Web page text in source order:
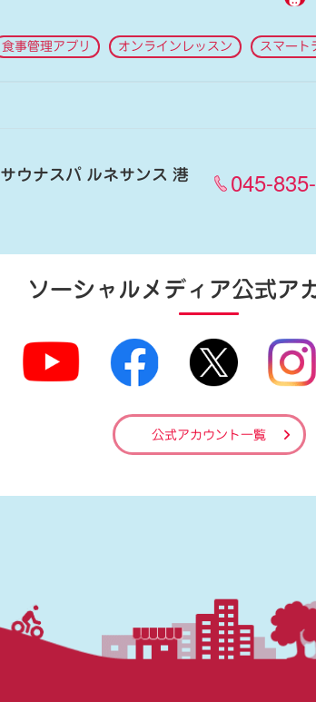
食事管理アプリ オンラインレッスン スマート
サウナスパ ルネサンス 港 045-
ソーシャルメディア公式ア
公式アカウント一覧